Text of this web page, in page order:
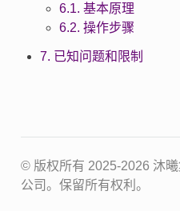
6.1. 基本原理
6.2. 操作步骤
7. 已知问题和限制
© 版权所有 2025-2026 沐
公司。保留所有权利。